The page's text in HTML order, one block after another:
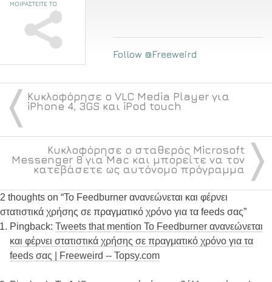
ΜΟΙΡΑΣΤΕΙΤΕ ΤΟ
Follow @Freeweird
〈 Κυκλοφόρησε ο VLC Media Player για
iPhone 4, 3GS και iPod touch
〉
Κυκλοφόρησε ο σταθερός Microsoft
Messenger 8 για Mac και μπορείτε να τον
κατεβάσετε ως αυτόνομο πρόγραμμα
2 thoughts on “Το Feedburner ανανεώνεται και φέρνει
στατιστικά χρήσης σε πραγματικό χρόνο για τα feeds σας”
Pingback: Tweets that mention Το Feedburner ανανεώνεται
και φέρνει στατιστικά χρήσης σε πραγματικό χρόνο για τα
feeds σας | Freeweird -- Topsy.com